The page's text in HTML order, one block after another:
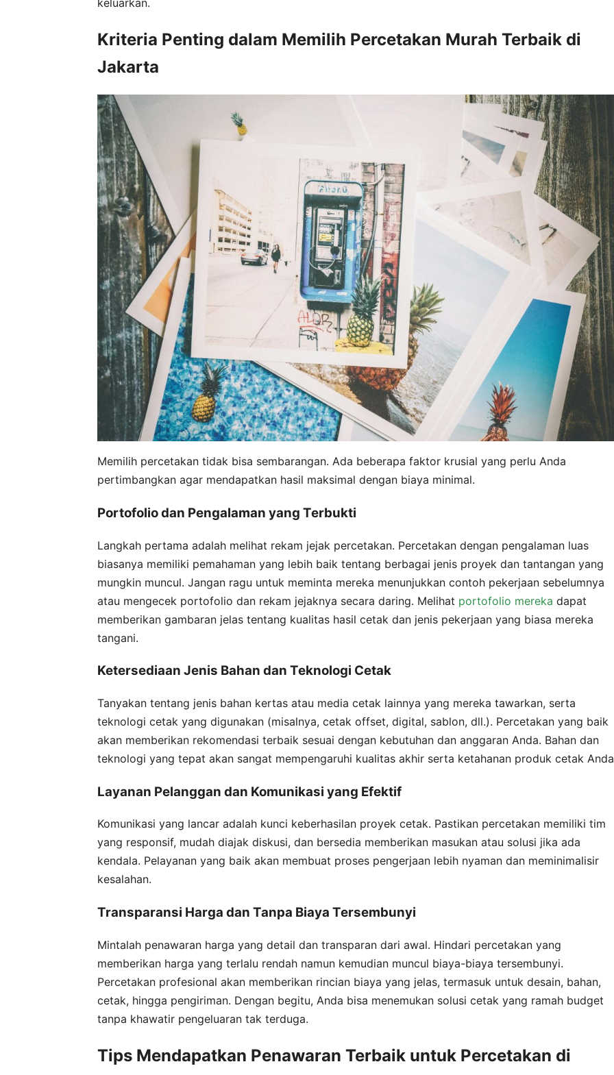
keluarkan.
Kriteria Penting dalam Memilih Percetakan Murah Terbaik di
Jakarta
Memilih percetakan tidak bisa sembarangan. Ada beberapa faktor krusial yang perlu Anda
pertimbangkan agar mendapatkan hasil maksimal dengan biaya minimal.
Portofolio dan Pengalaman yang Terbukti
Langkah pertama adalah melihat rekam jejak percetakan. Percetakan dengan pengalaman luas
biasanya memiliki pemahaman yang lebih baik tentang berbagai jenis proyek dan tantangan yang
mungkin muncul. Jangan ragu untuk meminta mereka menunjukkan contoh pekerjaan sebelumnya
atau mengecek portofolio dan rekam jejaknya secara daring. Melihat portofolio mereka dapat
memberikan gambaran jelas tentang kualitas hasil cetak dan jenis pekerjaan yang biasa mereka
tangani.
Ketersediaan Jenis Bahan dan Teknologi Cetak
Tanyakan tentang jenis bahan kertas atau media cetak lainnya yang mereka tawarkan, serta
teknologi cetak yang digunakan (misalnya, cetak offset, digital, sablon, dll.). Percetakan yang baik
akan memberikan rekomendasi terbaik sesuai dengan kebutuhan dan anggaran Anda. Bahan dan
teknologi yang tepat akan sangat mempengaruhi kualitas akhir serta ketahanan produk cetak
Layanan Pelanggan dan Komunikasi yang Efektif
Komunikasi yang lancar adalah kunci keberhasilan proyek cetak. Pastikan percetakan memiliki tim
yang responsif, mudah diajak diskusi, dan bersedia memberikan masukan atau solusi jika ada
kendala. Pelayanan yang baik akan membuat proses pengerjaan lebih nyaman dan meminimalisir
kesalahan.
Transparansi Harga dan Tanpa Biaya Tersembunyi
Mintalah penawaran harga yang detail dan transparan dari awal. Hindari percetakan yang
memberikan harga yang terlalu rendah namun kemudian muncul biaya-biaya tersembunyi.
Percetakan profesional akan memberikan rincian biaya yang jelas, termasuk untuk desain, bahan,
cetak, hingga pengiriman. Dengan begitu, Anda bisa menemukan solusi cetak yang ramah budget
tanpa khawatir pengeluaran tak terduga.
Tips Mendapatkan Penawaran Terbaik untuk Percetakan di